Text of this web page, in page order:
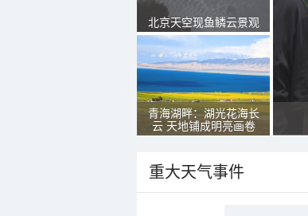
北京天空现鱼鳞云景观
青海湖畔：湖光花海长
云 天地铺成明亮画卷
重大天气事件